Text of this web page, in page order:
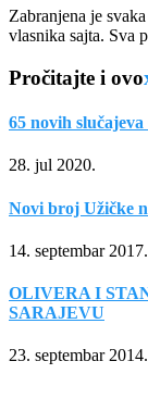
Zabranjena je
vlasnika sajta. Sva
Pročitajte i ovo
65 novih
28. jul 2020.
Novi broj Užičke
14. septembar 2017.
OLIVERA I
SARAJEVU
23. septembar 2014.